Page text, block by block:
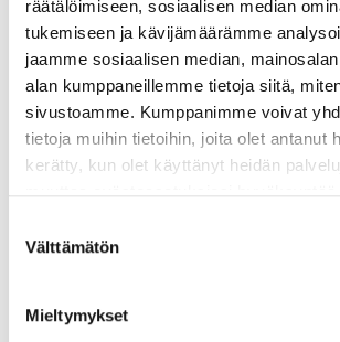
räätälöimiseen, sosiaalisen median
tukemiseen ja kävijämäärämme
jaamme sosiaalisen median,
alan kumppaneillemme tietoja siitä,
sivustoamme. Kumppanimme voivat
tietoja muihin tietoihin, joita olet antanut
kerätty, kun olet käyttänyt heidän
valinta
Välttämätön
Mieltymykset
Tapahtumat 11.4. klo 10:00–14:00
Pyörät kesäkuntoon – koko perhe
liikkumaan!
Tapahtumassa yhdistyy hyvinvointi, liikunnan